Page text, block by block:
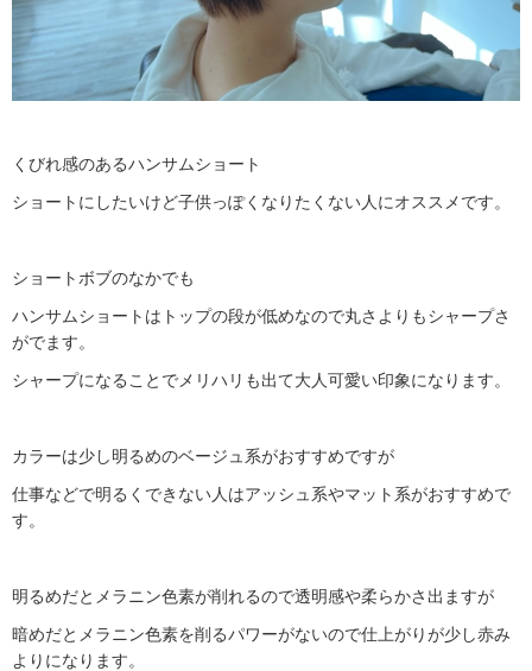
くびれ感のあるハンサムショート
ショートにしたいけど子供っぽくなりたくない人にオススメです。
ショートボブのなかでも
ハンサムショートはトップの段が低めなので丸さよりもシャープさ
がでます。
シャープになることでメリハリも出て大人可愛い印象になります。
カラーは少し明るめのベージュ系がおすすめですが
仕事などで明るくできない人はアッシュ系やマット系がおすすめで
す。
明るめだとメラニン色素が削れるので透明感や柔らかさ出ますが
暗めだとメラニン色素を削るパワーがないので仕上がりが少し赤み
よりになります。